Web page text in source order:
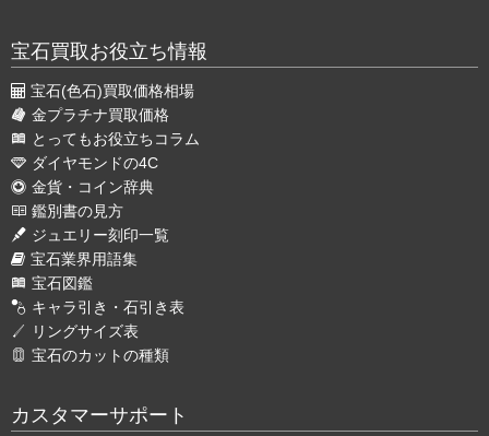
宝石買取お役立ち情報
宝石(色石)買取価格相場
金プラチナ買取価格
とってもお役立ちコラム
ダイヤモンドの4C
金貨・コイン辞典
鑑別書の見方
ジュエリー刻印一覧
宝石業界用語集
宝石図鑑
キャラ引き・石引き表
リングサイズ表
宝石のカットの種類
カスタマーサポート